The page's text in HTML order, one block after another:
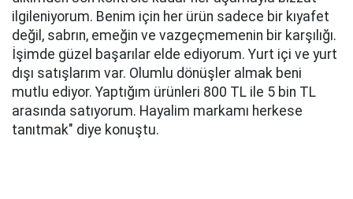
ilgileniyorum. Benim için her ürün sadece bir kıyafet
değil, sabrın, emeğin ve vazgeçmemenin bir karşılığı.
İşimde güzel başarılar elde ediyorum. Yurt içi ve yurt
dışı satışlarım var. Olumlu dönüşler almak beni
mutlu ediyor. Yaptığım ürünleri 800 TL ile 5 bin TL
arasında satıyorum. Hayalim markamı herkese
tanıtmak" diye konuştu.